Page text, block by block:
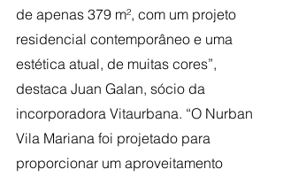
de apenas 379 m², com um projeto
residencial contemporâneo e uma
estética atual, de muitas cores”,
destaca Juan Galan, sócio da
incorporadora Vitaurbana. “O Nurban
Vila Mariana foi projetado para
proporcionar um aproveitamento